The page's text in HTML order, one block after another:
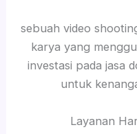
sebuah video
karya yang
investasi pada jasa
untuk
Layanan